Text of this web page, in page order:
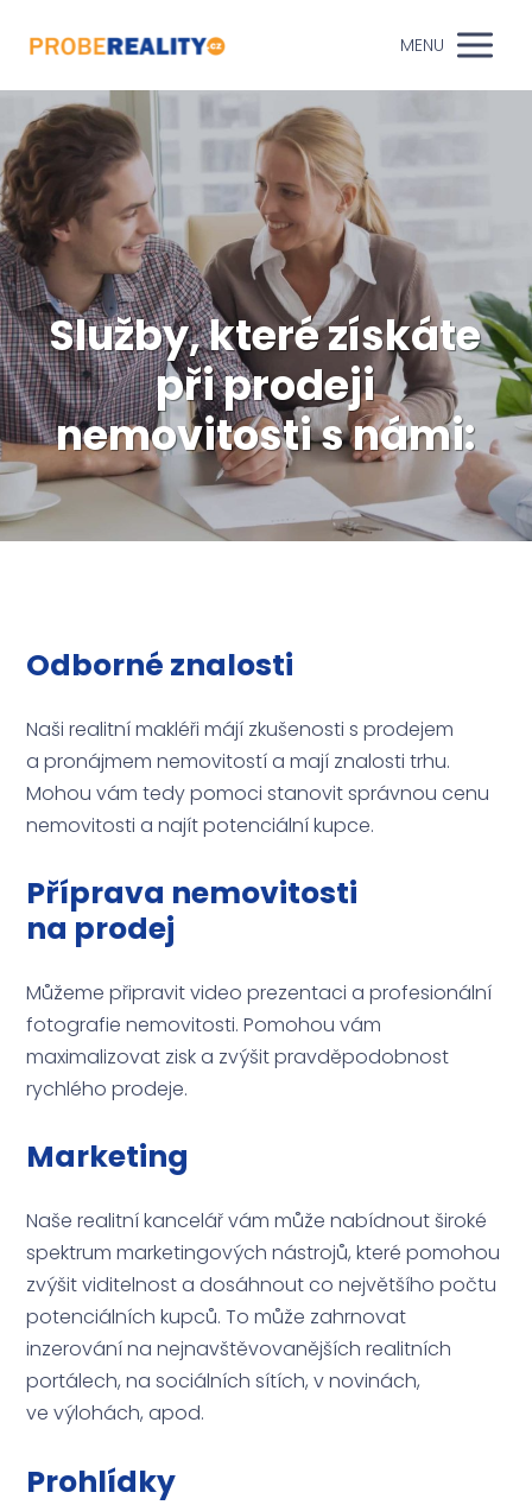
MENU
Služby, které získáte
při prodeji
nemovitosti s námi:
Odborné znalosti
Naši realitní makléři májí zkušenosti s prodejem
a pronájmem nemovitostí a mají znalosti trhu.
Mohou vám tedy pomoci stanovit správnou cenu
nemovitosti a najít potenciální kupce.
Příprava nemovitosti
na prodej
Můžeme připravit video prezentaci a profesionální
fotografie nemovitosti. Pomohou vám
maximalizovat zisk a zvýšit pravděpodobnost
rychlého prodeje.
Marketing
Naše realitní kancelář vám může nabídnout široké
spektrum marketingových nástrojů, které pomohou
zvýšit viditelnost a dosáhnout co největšího počtu
potenciálních kupců. To může zahrnovat
inzerování na nejnavštěvovanějších realitních
portálech, na sociálních sítích, v novinách,
ve výlohách, apod.
Prohlídky